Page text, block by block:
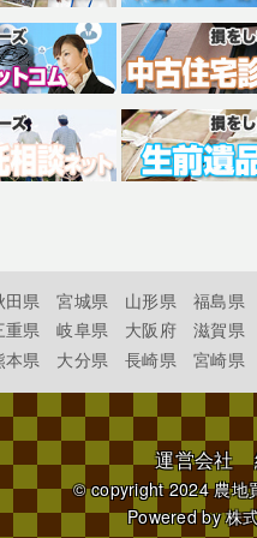
田県 宮城県 山形県 福島県
重県 岐阜県 大阪府 滋賀県
本県 大分県 長崎県 宮崎県
運営会社
© copyright 2024農地
Powered by株